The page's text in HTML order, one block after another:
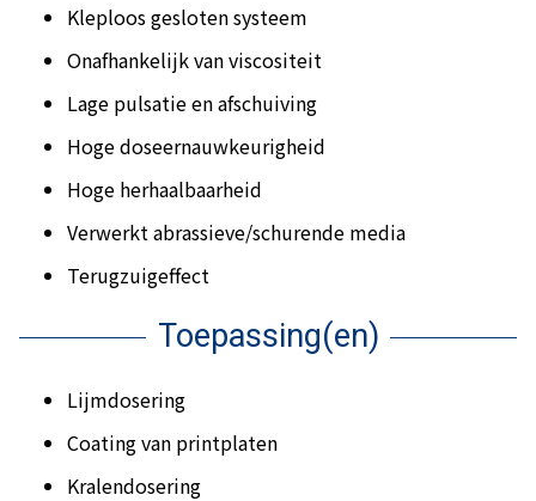
Kleploos gesloten systeem
Onafhankelijk van viscositeit
Lage pulsatie en afschuiving
Hoge doseernauwkeurigheid
Hoge herhaalbaarheid
Verwerkt abrassieve/schurende media
Terugzuigeffect
Toepassing(en)
Lijmdosering
Coating van printplaten
Kralendosering